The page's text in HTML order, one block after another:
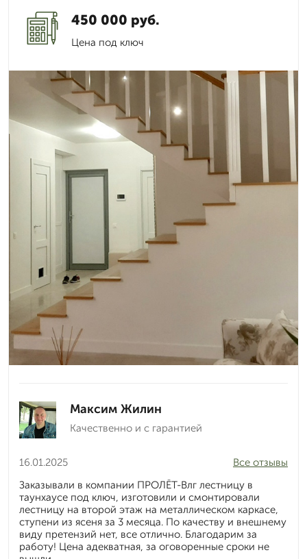
450 000 руб.
Цена под ключ
Максим Жилин
Качественно и с гарантией
16.01.2025
Все отзывы
Заказывали в компании ПРОЛЁТ-Влг лестницу в
таунхаусе под ключ, изготовили и смонтировали
лестницу на второй этаж на металлическом каркасе,
ступени из ясеня за 3 месяца. По качеству и внешнему
виду претензий нет, все отлично. Благодарим за
работу! Цена адекватная, за оговоренные сроки не